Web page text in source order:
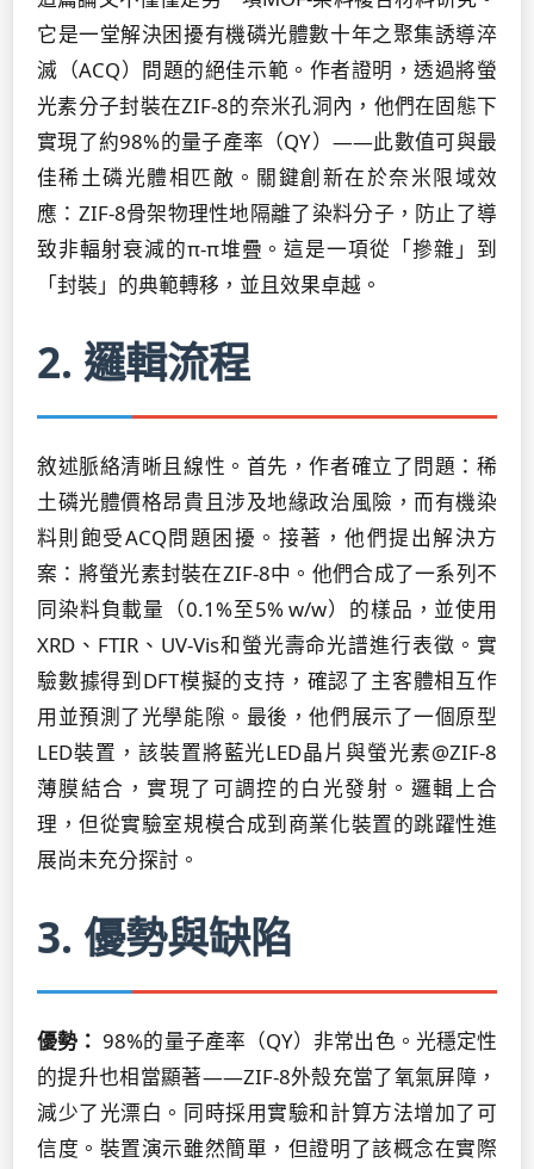
它是一堂解決困擾有機磷光體數十年之聚集誘導淬
滅（ACQ）問題的絕佳示範。作者證明，透過將螢
光素分子封裝在ZIF-8的奈米孔洞內，他們在固態下
實現了約98%的量子產率（QY）——此數值可與最
佳稀土磷光體相匹敵。關鍵創新在於奈米限域效
應：ZIF-8骨架物理性地隔離了染料分子，防止了導
致非輻射衰減的π-π堆疊。這是一項從「摻雜」到
「封裝」的典範轉移，並且效果卓越。
2. 邏輯流程
敘述脈絡清晰且線性。首先，作者確立了問題：稀
土磷光體價格昂貴且涉及地緣政治風險，而有機染
料則飽受ACQ問題困擾。接著，他們提出解決方
案：將螢光素封裝在ZIF-8中。他們合成了一系列不
同染料負載量（0.1%至5% w/w）的樣品，並使用
XRD、FTIR、UV-Vis和螢光壽命光譜進行表徵。實
驗數據得到DFT模擬的支持，確認了主客體相互作
用並預測了光學能隙。最後，他們展示了一個原型
LED裝置，該裝置將藍光LED晶片與螢光素@ZIF-8
薄膜結合，實現了可調控的白光發射。邏輯上合
理，但從實驗室規模合成到商業化裝置的跳躍性進
展尚未充分探討。
3. 優勢與缺陷
優勢： 98%的量子產率（QY）非常出色。光穩定性
的提升也相當顯著——ZIF-8外殼充當了氧氣屏障，
減少了光漂白。同時採用實驗和計算方法增加了可
信度。裝置演示雖然簡單，但證明了該概念在實際